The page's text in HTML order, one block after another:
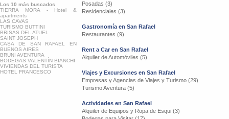
Los 10 más buscados
TIERRA MORA - Hotel &
apartments
LAS CAVAS
TURISMO BUTTINI
BRISAS DEL ATUEL
SAINT JOSEPH
CASA DE SAN RAFAEL EN
BUENOS AIRES
BRUNI AVENTURA
BODEGAS VALENTÍN BIANCHI
VIVIENDAS DEL TURISTA
HOTEL FRANCESCO
Posadas (3)
Residenciales (3)
Gastronomía en San Rafael
Restaurantes (9)
Rent a Car en San Rafael
Alquiler de Automóviles (5)
Viajes y Excursiones en San Rafael
Empresas y Agencias de Viajes y Turismo (29)
Turismo Aventura (5)
Actividades en San Rafael
Alquiler de Equipos y Ropa de Esqui (3)